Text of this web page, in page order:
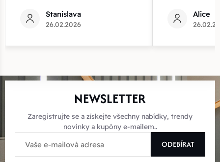
Stanislava
26.02.2026
Alice
NEWSLETTER
Zaregistrujte se a získejte všechny nabídky, trendy
novinky a kupóny e-mailem..
ODEBÍRAT